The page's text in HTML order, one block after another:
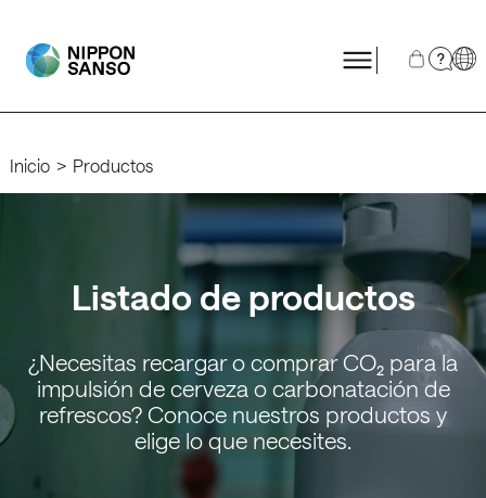
?
Inicio Productos
Listado de productos
¿Necesitas recargar o comprar CO₂ para la
impulsión de cerveza o carbonatación de
refrescos? Conoce nuestros productos y
elige lo que necesites.